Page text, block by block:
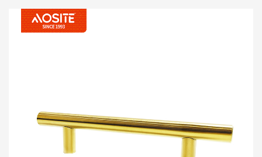
핸들은 완벽하게 통합되어 전체 공간 스타일을 향상시키기 위
해 마무리 터치가 될 수 있습니다.